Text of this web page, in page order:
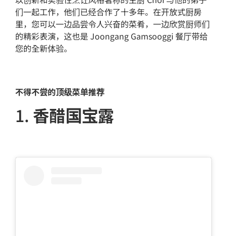
们一起工作，他们已经合作了十多年。在开放式厨房
里，您可以一边品尝令人兴奋的菜肴，一边欣赏厨师们
的精彩表演，这也是 Joongang Gamsooggi 餐厅带给
您的全新体验。
不得不尝的顶级菜单推荐
1. 香醋国宝露